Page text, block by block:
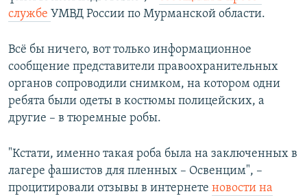
службе УМВД России по Мурманской области.
Всё бы ничего, вот только информационное
сообщение представители правоохранительных
органов сопроводили снимком, на котором одни
ребята были одеты в костюмы полицейских, а
другие – в тюремные робы.
"Кстати, именно такая роба была на заключенных в
лагере фашистов для пленных – Освенцим", –
процитировали отзывы в интернете новости на